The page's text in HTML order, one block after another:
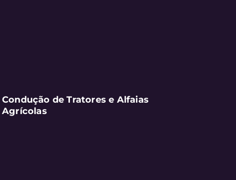
Condução de Tratores e Alfaias
Agrícolas